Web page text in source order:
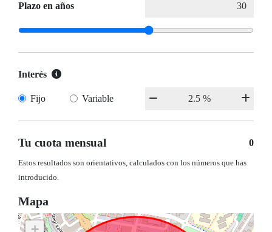
Plazo en años
Interés
Fijo Variable
Tu cuota mensual 0
Estos resultados son orientativos, calculados con los números que has
introducido.
Mapa